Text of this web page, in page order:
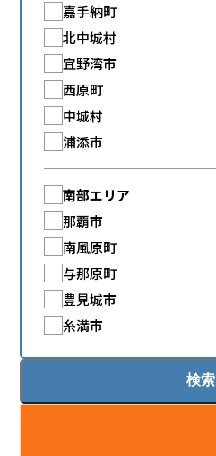
嘉手納町
北中城村
宜野湾市
西原町
中城村
浦添市
南部エリア
那覇市
南風原町
与那原町
豊見城市
糸満市
検索